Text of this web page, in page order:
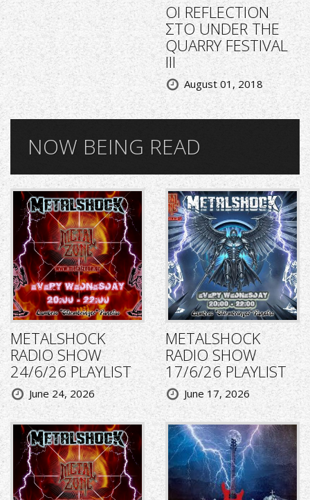
ΟΙ REFLECTION
ΣΤΟ UNDER THE
QUARRY FESTIVAL
III
August 01, 2018
NOW BEING READ
METALSHOCK
RADIO SHOW
24/6/26 PLAYLIST
June 24, 2026
METALSHOCK
RADIO SHOW
17/6/26 PLAYLIST
June 17, 2026